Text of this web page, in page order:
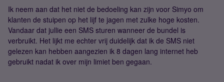
Ik neem aan dat het niet de bedoeling kan zijn voor Simyo om
klanten de stuipen op het lijf te jagen met zulke hoge kosten.
Vandaar dat jullie een SMS sturen wanneer de bundel is
verbruikt. Het lijkt me echter vrij duidelijk dat ik de SMS niet
gelezen kan hebben aangezien ik 8 dagen lang internet heb
gebruikt nadat ik over mijn limiet ben gegaan.